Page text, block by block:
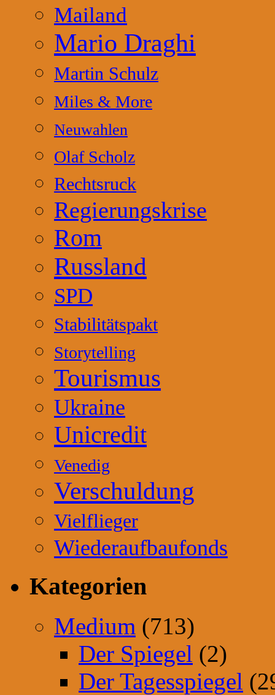
Mailand
Mario Draghi
Martin Schulz
Miles & More
Neuwahlen
Olaf Scholz
Rechtsruck
Regierungskrise
Rom
Russland
SPD
Stabilitätspakt
Storytelling
Tourismus
Ukraine
Unicredit
Venedig
Verschuldung
Vielflieger
Wiederaufbaufonds
Kategorien
Medium (713)
Der Spiegel (2)
Der Tagesspiegel